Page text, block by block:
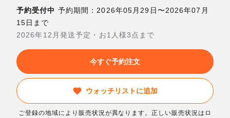
予約受付中 予約期間：2026年05月29日〜2026年07月
15日まで
2026年12月発送予定・お1人様3点まで
今すぐ予約注文
ウォッチリストに追加
ご登録の地域により販売状況が異なります。正しい販売状況はロ